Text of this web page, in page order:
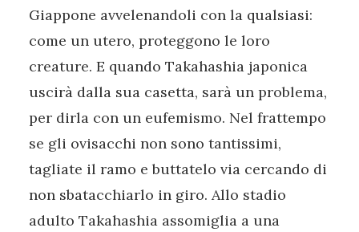
Giappone avvelenandoli con la qualsiasi:
come un utero, proteggono le loro
creature. E quando Takahashia japonica
uscirà dalla sua casetta, sarà un problema,
per dirla con un eufemismo. Nel frattempo
se gli ovisacchi non sono tantissimi,
tagliate il ramo e buttatelo via cercando di
non sbatacchiarlo in giro. Allo stadio
adulto Takahashia assomiglia a una